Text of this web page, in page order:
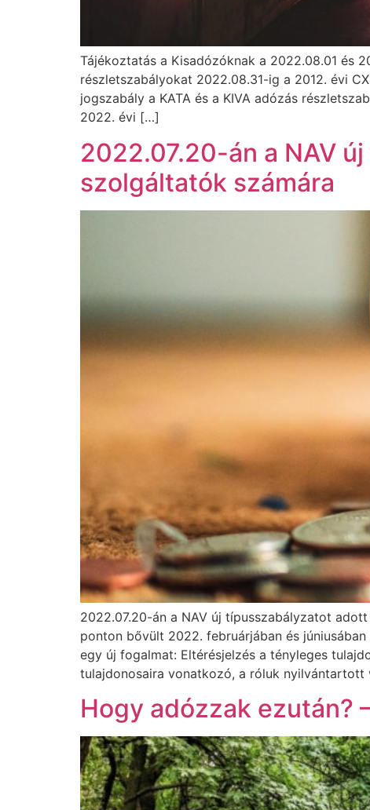
Tájékoztatás a Kisadózóknak a 2022.08.01 és
részletszabályokat 2022.08.31-ig a 2012. évi
jogszabály a KATA és a KIVA adózás
2022. évi […]
2022.07.20-án a NAV
szolgáltatók számára
2022.07.20-án a NAV új típusszabályzatot
ponton bővült 2022. februárjában és
egy új fogalmat: Eltérésjelzés a tényleges
tulajdonosaira vonatkozó, a róluk
Hogy adózzak ezután?